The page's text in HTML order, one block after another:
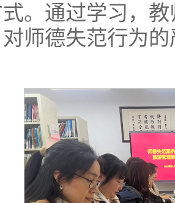
。通过学习，
师德失范行为